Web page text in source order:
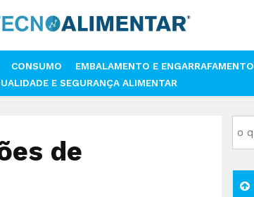
CONSUMO
EMBALAMENTO E ENGARRAFAMENTO
E SEGURANÇA ALIMENTAR
INTERNACIONALIZAÇÃO
de